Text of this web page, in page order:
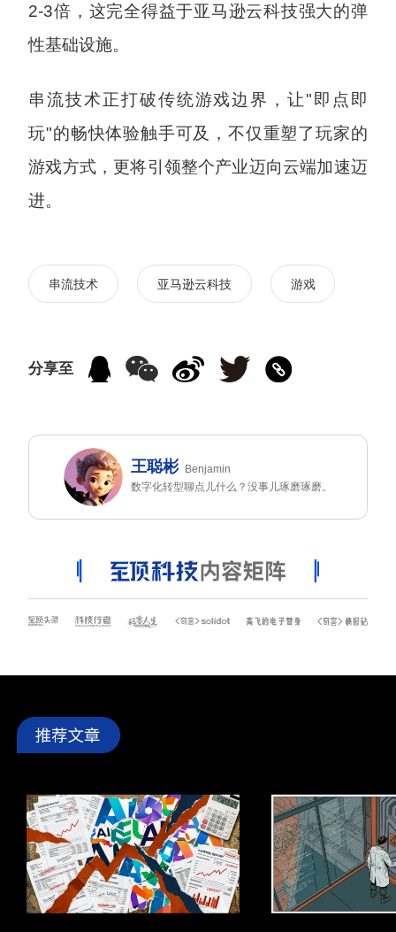
2-3倍，这完全得益于亚马逊云科技强大的弹
性基础设施。
串流技术正打破传统游戏边界，让"即点即
玩"的畅快体验触手可及，不仅重塑了玩家的
游戏方式，更将引领整个产业迈向云端加速迈
进。
串流技术 亚马逊云科技 游戏
分享至
王聪彬
Benjamin
数字化转型聊点儿什么？没事儿琢磨琢磨。